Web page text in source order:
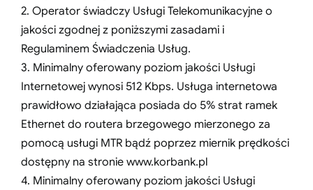
2. Operator świadczy Usługi Telekomunikacyjne o
jakości zgodnej z poniższymi zasadami i
Regulaminem Świadczenia Usług.
3. Minimalny oferowany poziom jakości Usługi
Internetowej wynosi 512 Kbps. Usługa internetowa
prawidłowo działająca posiada do 5% strat ramek
Ethernet do routera brzegowego mierzonego za
pomocą usługi MTR bądź poprzez miernik prędkości
dostępny na stronie www.korbank.pl
4. Minimalny oferowany poziom jakości Usługi